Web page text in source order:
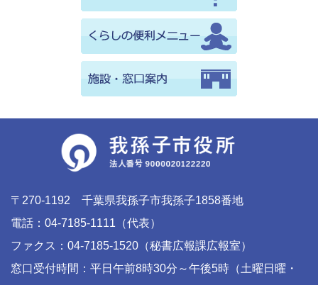
〒270-1192 千葉県我孫子市我孫子1858番地
電話：04-7185-1111（代表）
ファクス：04-7185-1520（秘書広報課広報室）
窓口受付時間：平日午前8時30分～午後5時（土曜日曜・